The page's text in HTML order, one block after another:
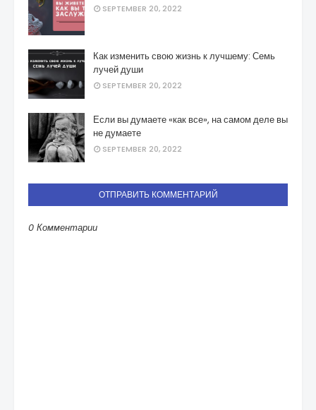
SEPTEMBER 20, 2022
Как изменить свою жизнь к лучшему: Семь
лучей души
SEPTEMBER 20, 2022
Если вы думаете «как все», на самом деле вы
не думаете
SEPTEMBER 20, 2022
ОТПРАВИТЬ КОММЕНТАРИЙ
0 Комментарии